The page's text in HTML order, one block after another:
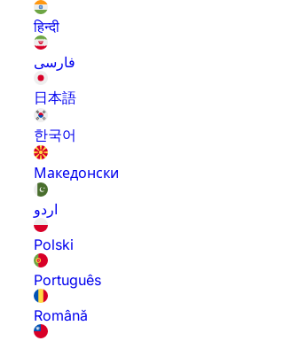
हिन्दी
فارسی
日本語
한국어
Македонски
اردو
Polski
Português
Română